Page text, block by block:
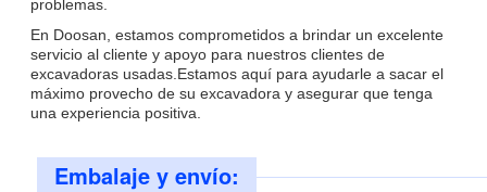
problemas.
En Doosan, estamos comprometidos a brindar un excelente
servicio al cliente y apoyo para nuestros clientes de
excavadoras usadas.Estamos aquí para ayudarle a sacar el
máximo provecho de su excavadora y asegurar que tenga
una experiencia positiva.
Embalaje y envío: